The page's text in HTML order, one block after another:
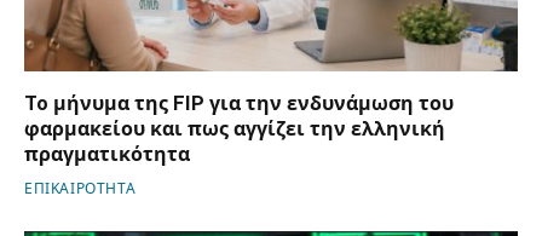
To μήνυμα της FIP για την ενδυνάμωση του
φαρμακείου και πως αγγίζει την ελληνική
πραγματικότητα
ΕΠΙΚΑΙΡΟΤΗΤΑ